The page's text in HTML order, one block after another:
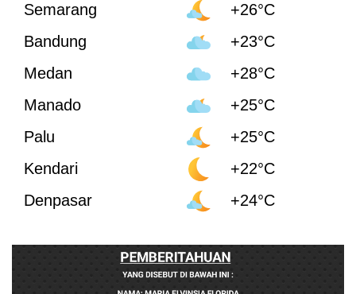
Semarang
+26°C
Bandung
+23°C
Medan
+28°C
Manado
+25°C
Palu
+25°C
Kendari
+22°C
Denpasar
+24°C